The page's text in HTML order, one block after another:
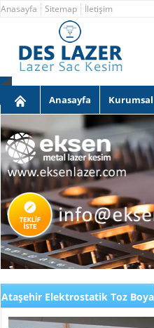
Anasayfa Sitemap İletişim
Anasayfa Kurumsal
Ataşehir Elektrostatik Toz Boya